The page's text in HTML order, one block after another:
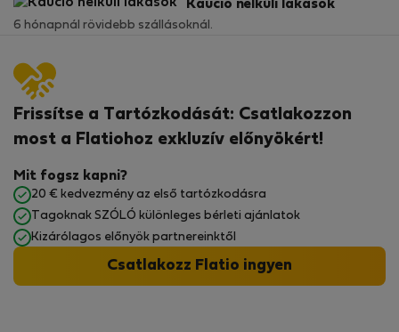
Kaució nélküli lakások
6 hónapnál rövidebb szállásoknál.
Frissítse a Tartózkodását: Csatlakozzon
most a Flatiohoz exkluzív előnyökért!
Mit fogsz kapni?
20 € kedvezmény az első tartózkodásra
Tagoknak SZÓLÓ különleges bérleti ajánlatok
Kizárólagos előnyök partnereinktől
Csatlakozz Flatio ingyen